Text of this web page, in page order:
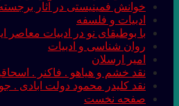
خوانش فمینیستی در آثار
ادبیات و فلسفه
با بوطیقای نو در ادبیات معاصر
روان شناسی و ادبیات
امیر ارسلان
نقد خشم و هیاهو . فاکنر .
نقد کلیدر محمود دولت ابادی .
صفحه نخست